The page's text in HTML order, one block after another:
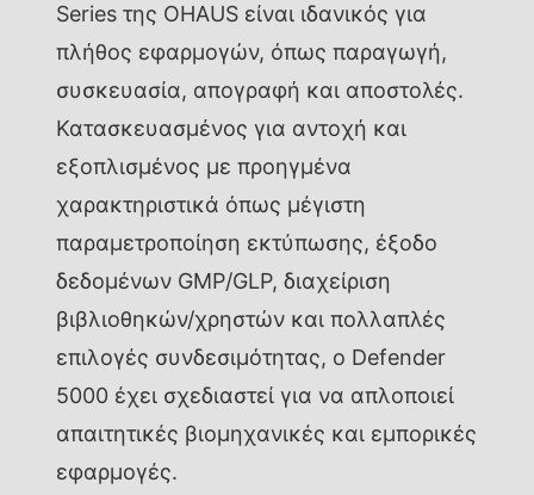
Series της OHAUS είναι ιδανικός για
πλήθος εφαρμογών, όπως παραγωγή,
συσκευασία, απογραφή και αποστολές.
Κατασκευασμένος για αντοχή και
εξοπλισμένος με προηγμένα
χαρακτηριστικά όπως μέγιστη
παραμετροποίηση εκτύπωσης, έξοδο
δεδομένων GMP/GLP, διαχείριση
βιβλιοθηκών/χρηστών και πολλαπλές
επιλογές συνδεσιμότητας, ο Defender
5000 έχει σχεδιαστεί για να απλοποιεί
απαιτητικές βιομηχανικές και εμπορικές
εφαρμογές.